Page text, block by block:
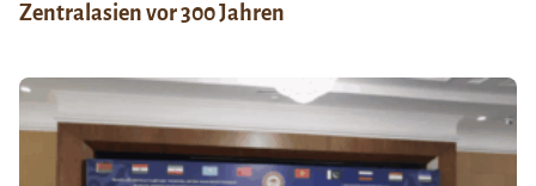
Zentralasien vor 300 Jahren